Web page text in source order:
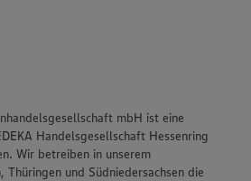
mbH ist eine
Handelsgesellschaft Hessenring
Wir betreiben in unserem
Thüringen und Südniedersachsen die